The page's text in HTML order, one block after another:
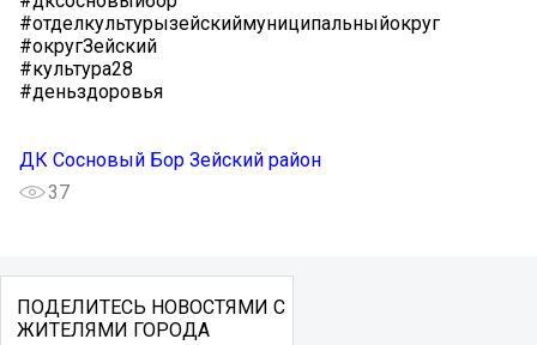
#отделкультурызейскиймуниципальныйокруг
#округЗейский
#культура28
#деньздоровья
ДК Сосновый Бор Зейский район
37
ПОДЕЛИТЕСЬ НОВОСТЯМИ С
ЖИТЕЛЯМИ ГОРОДА